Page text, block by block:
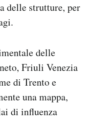
delle strutture, per
delle
Friuli Venezia
di Trento e
una mappa,
di influenza